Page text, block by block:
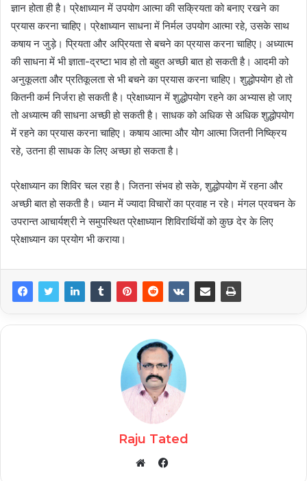
ज्ञान होता ही है। प्रेक्षाध्यान में उपयोग आत्मा की सक्रियता को बनाए रखने का
प्रयास करना चाहिए। प्रेक्षाध्यान साधना में निर्मल उपयोग आत्मा रहे, उसके साथ
कषाय न जुड़े। प्रियता और अप्रियता से बचने का प्रयास करना चाहिए। अध्यात्म
की साधना में भी ज्ञाता-द्रष्टा भाव हो तो बहुत अच्छी बात हो सकती है। आदमी को
अनुकूलता और प्रतिकूलता से भी बचने का प्रयास करना चाहिए। शुद्धोपयोग हो तो
कितनी कर्म निर्जरा हो सकती है। प्रेक्षाध्यान में शुद्धोपयोग रहने का अभ्यास हो जाए
तो अध्यात्म की साधना अच्छी हो सकती है। साधक को अधिक से अधिक शुद्धोपयोग
में रहने का प्रयास करना चाहिए। कषाय आत्मा और योेग आत्मा जितनी निष्क्रिय
रहे, उतना ही साधक के लिए अच्छा हो सकता है।
प्रेक्षाध्यान का शिविर चल रहा है। जितना संभव हो सके, शुद्धोपयोग में रहना और
अच्छी बात हो सकती है। ध्यान में ज्यादा विचारों का प्रवाह न रहे। मंगल प्रवचन के
उपरान्त आचार्यश्री ने समुपस्थित प्रेक्षाध्यान शिविरार्थियों को कुछ देर के लिए
प्रेक्षाध्यान का प्रयोग भी कराया।
Raju Tated
Facebook